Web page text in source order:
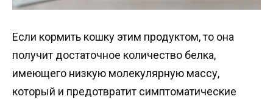
Если кормить кошку этим продуктом, то она
получит достаточное количество белка,
имеющего низкую молекулярную массу,
который и предотвратит симптоматические